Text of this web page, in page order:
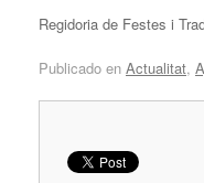
Regidoria de Festes i
Publicado en Actualitat,